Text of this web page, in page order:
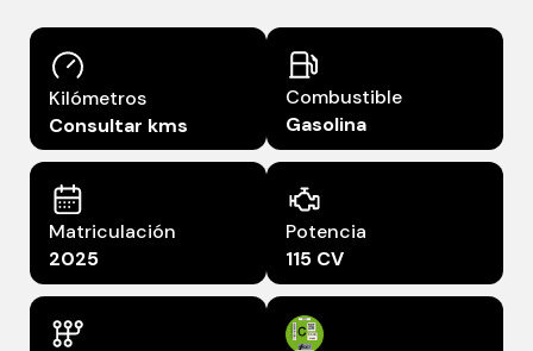
Kilómetros
Consultar kms
Combustible
Gasolina
Matriculación
2025
Potencia
115 CV